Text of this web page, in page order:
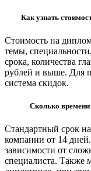
Как узнать
Стоимость на
темы,
срока, количества
рублей и выше. Для
система скидок.
Сколько
Стандартный срок
компании от 14
зависимости от
специалиста.